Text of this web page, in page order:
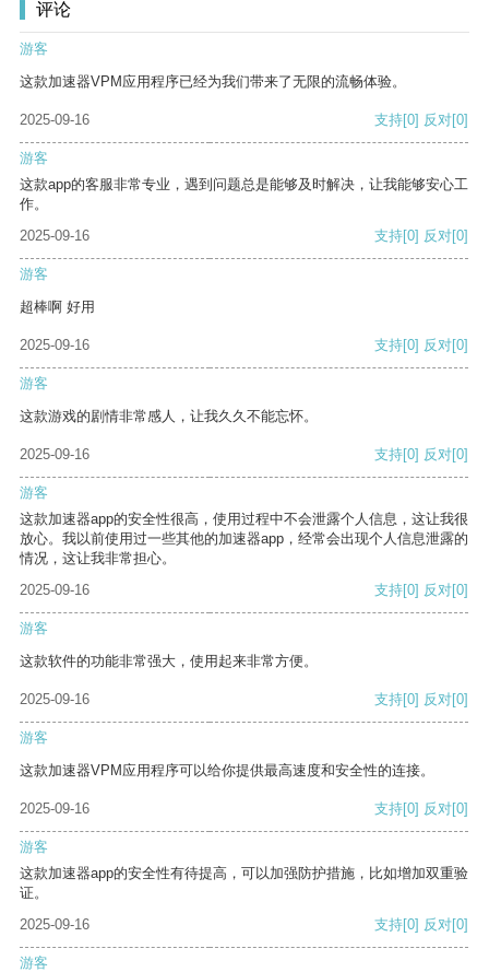
评论
游客
这款加速器VPM应用程序已经为我们带来了无限的流畅体验。
2025-09-16 支持[0] 反对[0]
游客
这款app的客服非常专业，遇到问题总是能够及时解决，让我能够安心工
作。
2025-09-16
支持[0] 反对[0]
游客
超棒啊 好用
2025-09-16 支持[0] 反对[0]
游客
这款游戏的剧情非常感人，让我久久不能忘怀。
2025-09-16 支持[0] 反对[0]
游客
这款加速器app的安全性很高，使用过程中不会泄露个人信息，这让我很
放心。我以前使用过一些其他的加速器app，经常会出现个人信息泄露的
情况，这让我非常担心。
2025-09-16
支持[0] 反对[0]
游客
这款软件的功能非常强大，使用起来非常方便。
2025-09-16 支持[0] 反对[0]
游客
这款加速器VPM应用程序可以给你提供最高速度和安全性的连接。
2025-09-16 支持[0] 反对[0]
游客
这款加速器app的安全性有待提高，可以加强防护措施，比如增加双重验
证。
2025-09-16
支持[0] 反对[0]
游客